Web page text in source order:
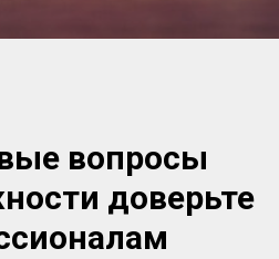
вопросы
доверьте